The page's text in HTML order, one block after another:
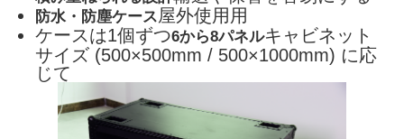
防水・防塵ケース屋外使用用
ケースは1個ずつ6から8パネルキャビネット
サイズ (500×500mm / 500×1000mm) に応
じて